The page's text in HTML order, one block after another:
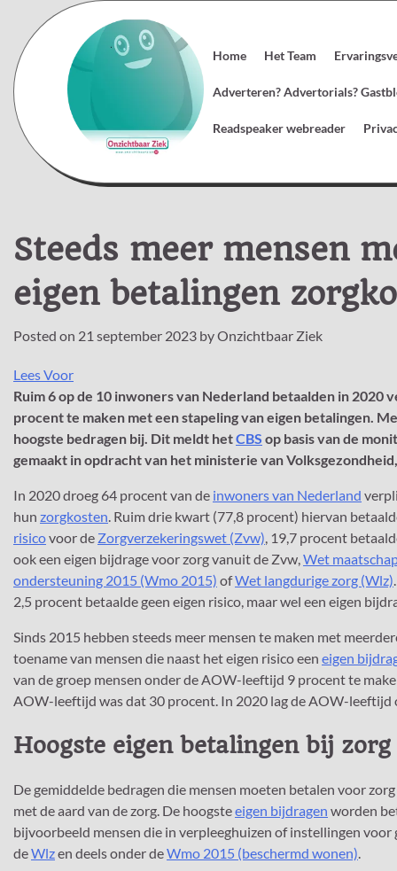
content
Home Het Team
Adverteren? Advertorials?
Readspeaker webreader
Steeds meer mensen
eigen betalingen
Posted on 21 september 2023 byOnzichtbaar Ziek
Lees Voor
Ruim 6 op de 10 inwoners van Nederland betaalden in 2020
procent te maken met een stapeling van eigen betalingen.
hoogste bedragen bij. Dit meldt hetCBS op basis van de
gemaakt in opdracht van het ministerie van
In 2020 droeg 64 procent van de inwoners van Nederland
hun zorgkosten. Ruim drie kwart (77,8 procent) hiervan
risicovoor de Zorgverzekeringswet (Zvw), 19,7 procent
ook een eigen bijdrage voor zorg vanuit de Zvw,Wet
ondersteuning 2015 (Wmo 2015) ofWet langdurige zorg (Wlz)
2,5 procent betaalde geen eigen risico, maar wel een eigen
Sinds 2015 hebben steeds meer mensen te maken met
toename van mensen die naast het eigen risico een eigen
van de groep mensen onder de AOW-leeftijd 9 procent te
AOW-leeftijd was dat 30 procent. In 2020 lag de AOW-leeftijd
Hoogste eigen betalingen bij
De gemiddelde bedragen die mensen moeten betalen voor
met de aard van de zorg. De hoogsteeigen bijdragen worden
bijvoorbeeld mensen die in verpleeghuizen of instellingen
deWlzen deels onder deWmo 2015 (beschermd wonen).